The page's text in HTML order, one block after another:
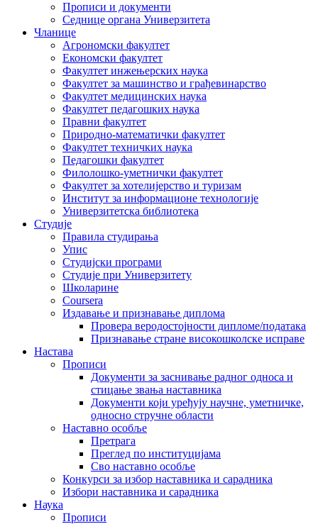
Прописи и документи
Седнице органа Универзитета
Чланице
Агрономски факултет
Економски факултет
Факултет инжењерских наука
Факултет за машинство и грађевинарство
Факултет медицинских наука
Факултет педагошких наука
Правни факултет
Природно-математички факултет
Факултет техничких наука
Педагошки факултет
Филолошко-уметнички факултет
Факултет за хотелијерство и туризам
Институт за информационе технологије
Универзитетска библиотека
Студије
Правила студирања
Упис
Студијски програми
Студије при Универзитету
Школарине
Coursera
Издавање и признавање диплома
Провера веродостојности дипломе/података
Признавање стране високошколске исправе
Настава
Прописи
Документи за заснивање радног односа и
стицање звања наставника
Документи који уређују научне, уметничке,
односно стручне области
Наставно особље
Претрага
Преглед по институцијама
Сво наставно особље
Конкурси за избор наставника и сарадника
Избори наставника и сарадника
Наука
Прописи